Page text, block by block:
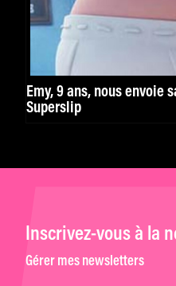
Emy, 9 ans, nous envoie
Superslip
Inscrivez-vous à la
Gérer mes newsletters